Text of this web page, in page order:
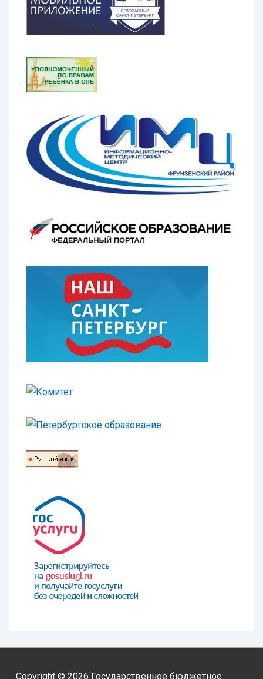
Copyright © 2026 Государственное бюджетное